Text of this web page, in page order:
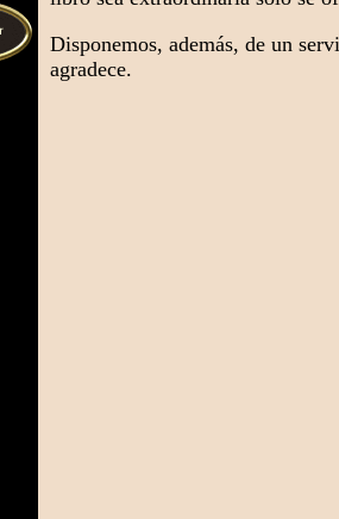
Disponemos, además, de un
agradece.